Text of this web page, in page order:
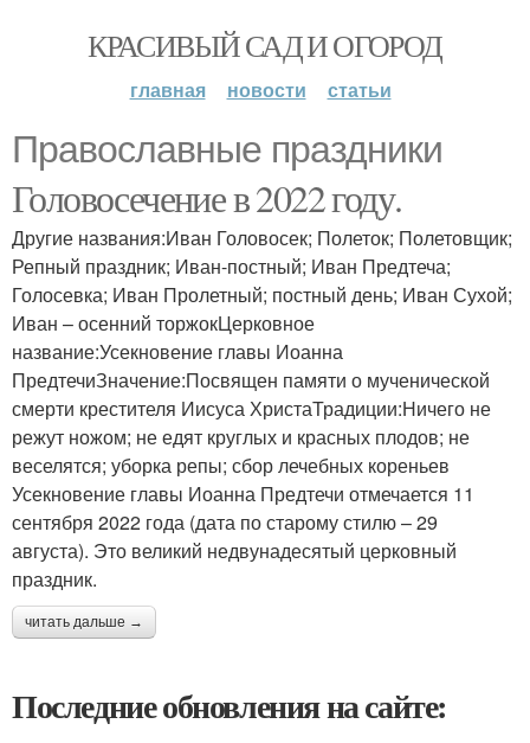
КРАСИВЫЙ САД И ОГОРОД
главная новости статьи
Православные праздники
Головосечение в 2022 году.
Другие названия:Иван Головосек; Полеток; Полетовщик;
Репный праздник; Иван-постный; Иван Предтеча;
Голосевка; Иван Пролетный; постный день; Иван Сухой;
Иван – осенний торжокЦерковное
название:Усекновение главы Иоанна
ПредтечиЗначение:Посвящен памяти о мученической
смерти крестителя Иисуса ХристаТрадиции:Ничего не
режут ножом; не едят круглых и красных плодов; не
веселятся; уборка репы; сбор лечебных кореньев
Усекновение главы Иоанна Предтечи отмечается 11
сентября 2022 года (дата по старому стилю – 29
августа). Это великий недвунадесятый церковный
праздник.
читать дальше →
Последние обновления на сайте: